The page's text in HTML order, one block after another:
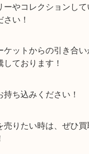
りさせていただき